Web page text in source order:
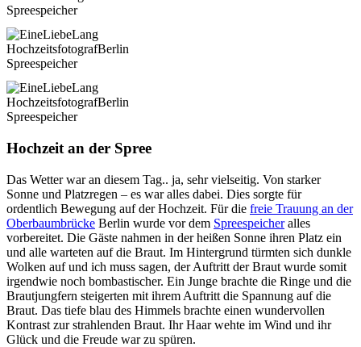
Hochzeit an der Spree
Das Wetter war an diesem Tag.. ja, sehr vielseitig. Von starker
Sonne und Platzregen – es war alles dabei. Dies sorgte für
ordentlich Bewegung auf der Hochzeit. Für die freie Trauung an der
Oberbaumbrücke Berlin wurde vor dem Spreespeicher alles
vorbereitet. Die Gäste nahmen in der heißen Sonne ihren Platz ein
und alle warteten auf die Braut. Im Hintergrund türmten sich dunkle
Wolken auf und ich muss sagen, der Auftritt der Braut wurde somit
irgendwie noch bombastischer. Ein Junge brachte die Ringe und die
Brautjungfern steigerten mit ihrem Auftritt die Spannung auf die
Braut. Das tiefe blau des Himmels brachte einen wundervollen
Kontrast zur strahlenden Braut. Ihr Haar wehte im Wind und ihr
Glück und die Freude war zu spüren.